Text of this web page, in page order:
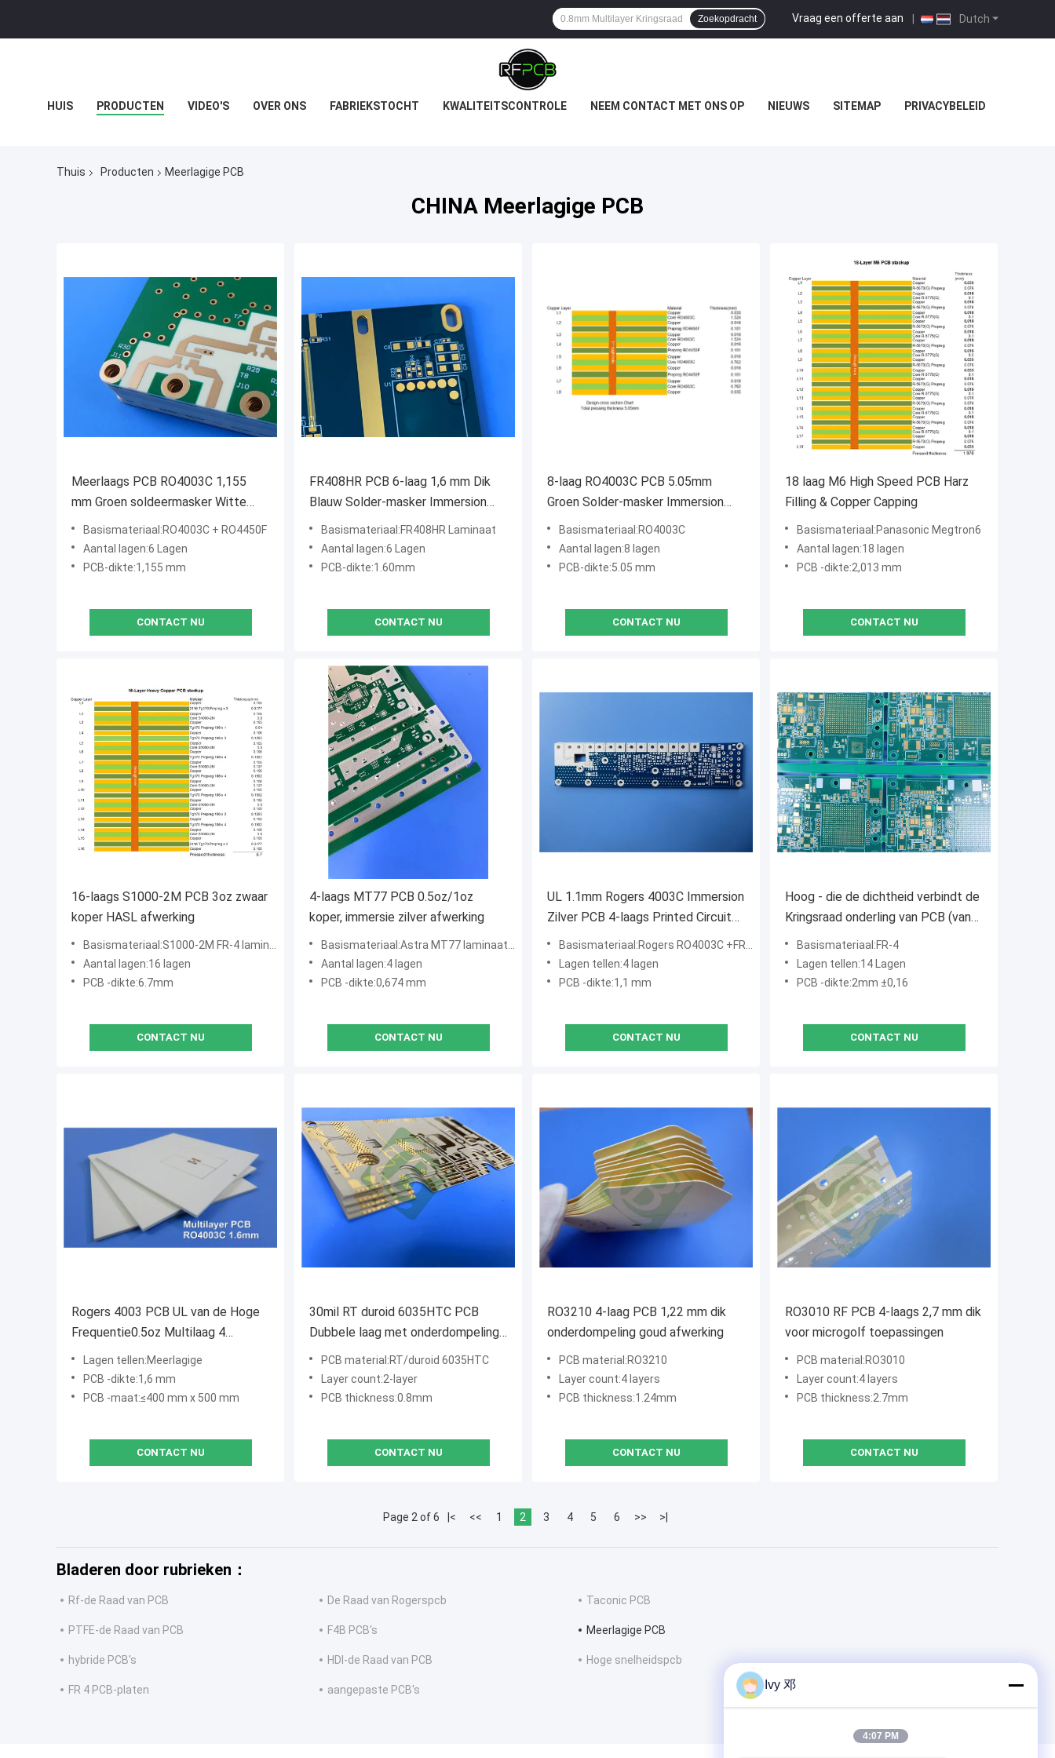
Dutch
Vraag een offerte aan |
Zoekopdracht
HUIS PRODUCTEN VIDEO'S OVER ONS FABRIEKSTOCHT KWALITEITSCONTROLE NEEM CONTACT MET ONS OP NIEUWS SITEMAP PRIVACYBELEID
Thuis Producten Meerlagige PCB
CHINA Meerlagige PCB
Meerlaags PCB RO4003C 1,155
mm Groen soldeermasker Witte
silkscreen
Basismateriaal:RO4003C + RO4450F
Aantal lagen:6 Lagen
PCB-dikte:1,155 mm
CONTACT NU
FR408HR PCB 6-laag 1,6 mm Dik
Blauw Solder-masker Immersion
GoldBasismateriaal:FR408HR Laminaat
Aantal lagen:6 Lagen
PCB-dikte:1.60mm
CONTACT NU
8-laag RO4003C PCB 5.05mm
Groen Solder-masker Immersion
GoldBasismateriaal:RO4003C
Aantal lagen:8 lagen
PCB-dikte:5.05 mm
CONTACT NU
18 laag M6 High Speed PCB Harz
Filling & Copper Capping
Basismateriaal:Panasonic Megtron6
Aantal lagen:18 lagen
PCB -dikte:2,013 mm
CONTACT NU
16-laags S1000-2M PCB 3oz zwaar
koper HASL afwerking
Basismateriaal:S1000-2M FR-4 laminaat, TG 180°C
Aantal lagen:16 lagen
PCB -dikte:6.7mm
CONTACT NU
4-laags MT77 PCB 0.5oz/1oz
koper, immersie zilver afwerking
Basismateriaal:Astra MT77 laminaat + MT77 1078 PP plaat
Aantal lagen:4 lagen
PCB -dikte:0,674 mm
CONTACT NU
UL 1.1mm Rogers 4003C Immersion
Zilver PCB 4-laags Printed Circuit
Board
Basismateriaal:Rogers RO4003C +FR4 hybride materiaal
Lagen tellen:4 lagen
PCB -dikte:1,1 mm
CONTACT NU
Hoog - die de dichtheid verbindt de
Kringsraad onderling van PCB (van
HDI) op 14-laag Fr-4 Tg170℃ met
Onderdompelingsgoud wordt
voortgebouwd
Basismateriaal:FR-4
Lagen tellen:14 Lagen
PCB -dikte:2mm ±0,16
CONTACT NU
Rogers 4003 PCB UL van de Hoge
Frequentie0.5oz Multilaag 4
Lagenpcb
Lagen tellen:Meerlagige
PCB -dikte:1,6 mm
PCB -maat:≤400 mm x 500 mm
CONTACT NU
30mil RT duroid 6035HTC PCB
Dubbele laag met onderdompeling
goud
PCB material:RT/duroid 6035HTC
Layer count:2-layer
PCB thickness:0.8mm
CONTACT NU
RO3210 4-laag PCB 1,22 mm dik
onderdompeling goud afwerking
PCB material:RO3210
Layer count:4 layers
PCB thickness:1.24mm
CONTACT NU
RO3010 RF PCB 4-laags 2,7 mm dik
voor microgolf toepassingen
PCB material:RO3010
Layer count:4 layers
PCB thickness:2.7mm
CONTACT NU
Page 2 of 6 |< << 1 2 3 4 5 6 >> >|
Bladeren door rubrieken：
Rf-de Raad van PCB De Raad van Rogerspcb Taconic PCB
PTFE-de Raad van PCB F4B PCB's Meerlagige PCB
hybride PCB's HDI-de Raad van PCB Hoge snelheidspcb
FR 4 PCB-platen aangepaste PCB's Ivy 邓
4:07 PM